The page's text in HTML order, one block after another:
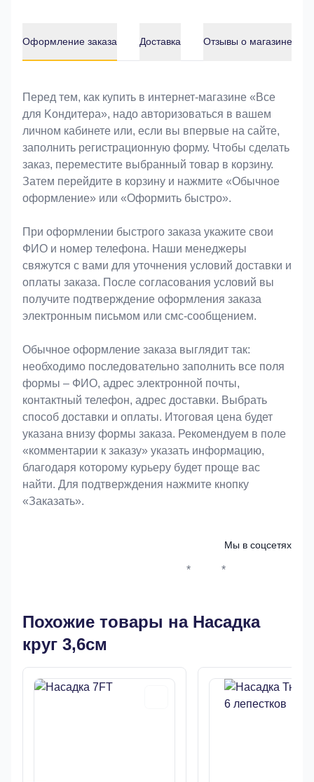
Оформление заказа Доставка Отзывы о магазине
Оформление заказа
Перед тем, как купить в интернет-магазине «Bce
для Koндитeрa», надо авторизоваться в вашем
личном кабинете или, если вы впервые на сайте,
заполнить регистрационную форму. Чтобы сделать
заказ, переместите выбранный товар в корзину.
Затем перейдите в корзину и нажмите «Обычное
оформление» или «Оформить быстро».
При оформлении быстрого заказа укажите свои
ФИО и номер телефона. Наши менеджеры
свяжутся с вами для уточнения условий доставки и
оплаты заказа. После согласования условий вы
получите подтверждение оформления заказа
электронным письмом или смс-сообщением.
Обычное оформление заказа выглядит так:
необходимо последовательно заполнить все поля
формы – ФИО, адрес электронной почты,
контактный телефон, адрес доставки. Выбрать
способ доставки и оплаты. Итоговая цена будет
указана внизу формы заказа. Рекомендуем в поле
«комментарии к заказу» указать информацию,
благодаря которому курьеру будет проще вас
найти. Для подтверждения нажмите кнопку
«Заказать».
Мы в соцсетях
* *
Похожие товары на Насадка
круг 3,6см